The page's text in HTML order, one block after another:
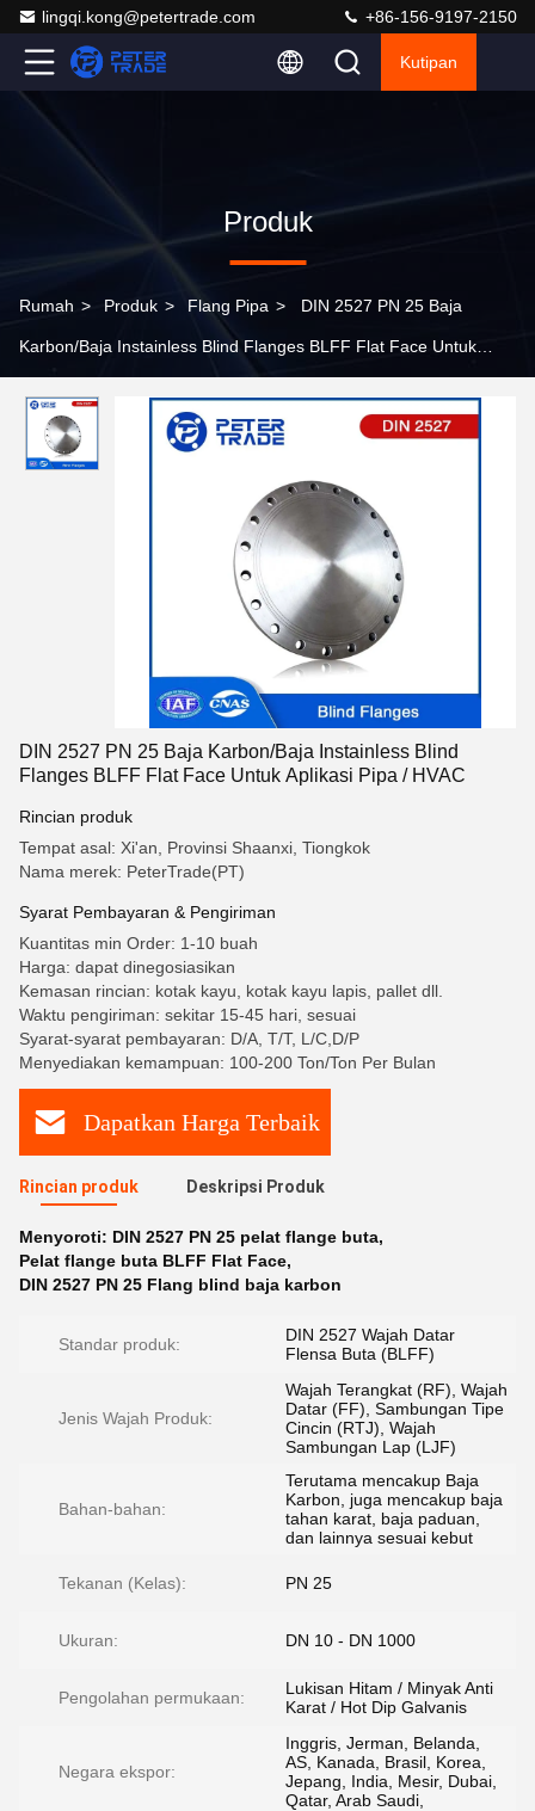
lingqi.kong@petertrade.com +86-156-9197-2150
Kutipan
Produk
Rumah > Produk > Flang Pipa > DIN 2527 PN 25 Baja
Karbon/Baja Instainless Blind Flanges BLFF Flat Face Untuk
DIN 2527 PN 25 Baja Karbon/Baja Instainless Blind
Flanges BLFF Flat Face Untuk Aplikasi Pipa / HVAC
Rincian produk
Tempat asal: Xi'an, Provinsi Shaanxi, Tiongkok
Nama merek: PeterTrade(PT)
Syarat Pembayaran & Pengiriman
Kuantitas min Order: 1-10 buah
Harga: dapat dinegosiasikan
Kemasan rincian: kotak kayu, kotak kayu lapis, pallet dll.
Waktu pengiriman: sekitar 15-45 hari, sesuai
Syarat-syarat pembayaran: D/A, T/T, L/C,D/P
Menyediakan kemampuan: 100-200 Ton/Ton Per Bulan
Dapatkan Harga Terbaik
Rincian produk Deskripsi Produk
Menyoroti: DIN 2527 PN 25 pelat flange buta,
Pelat flange buta BLFF Flat Face,
DIN 2527 PN 25 Flang blind baja karbon
Standar produk:
DIN 2527 Wajah Datar
Flensa Buta (BLFF)
Jenis Wajah Produk:
Wajah Terangkat (RF), Wajah
Datar (FF), Sambungan Tipe
Cincin (RTJ), Wajah
Sambungan Lap (LJF)
Bahan-bahan:
Terutama mencakup Baja
Karbon, juga mencakup baja
tahan karat, baja paduan,
dan lainnya sesuai kebut
Tekanan (Kelas): PN 25
Ukuran: DN 10 - DN 1000
Pengolahan permukaan:
Lukisan Hitam / Minyak Anti
Karat / Hot Dip Galvanis
Negara ekspor:
Inggris, Jerman, Belanda,
AS, Kanada, Brasil, Korea,
Jepang, India, Mesir, Dubai,
Qatar, Arab Saudi,